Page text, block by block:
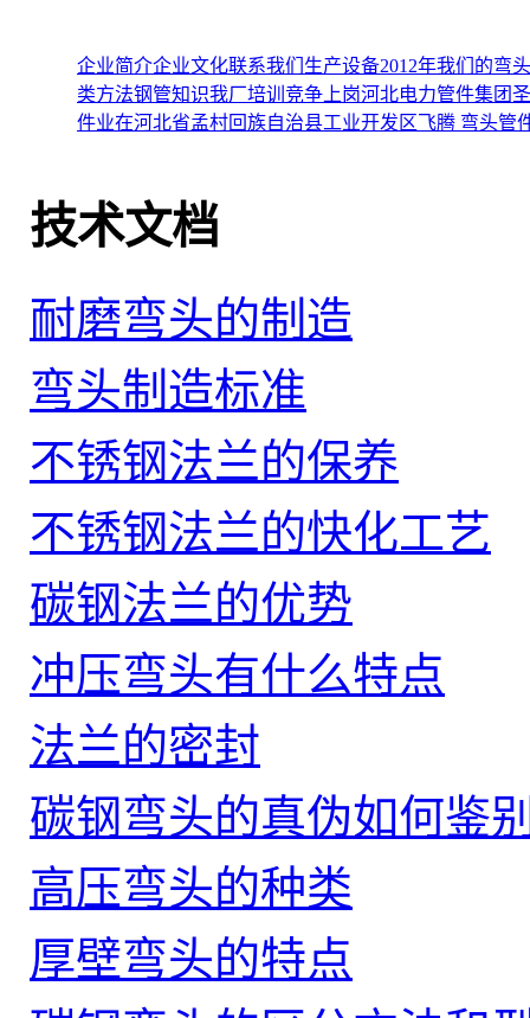
企业简介企业文化联系我们 生产设备2012年我们的弯
类方法钢管知识我厂培训竞争上岗河北电力管件集团
件业在河北省孟村回族自治县工业开发区飞腾 弯头管
技术文档
耐磨弯头的制造
弯头制造标准
不锈钢法兰的保养
不锈钢法兰的快化工艺
碳钢法兰的优势
冲压弯头有什么特点
法兰的密封
碳钢弯头的真伪如何鉴
高压弯头的种类
厚壁弯头的特点